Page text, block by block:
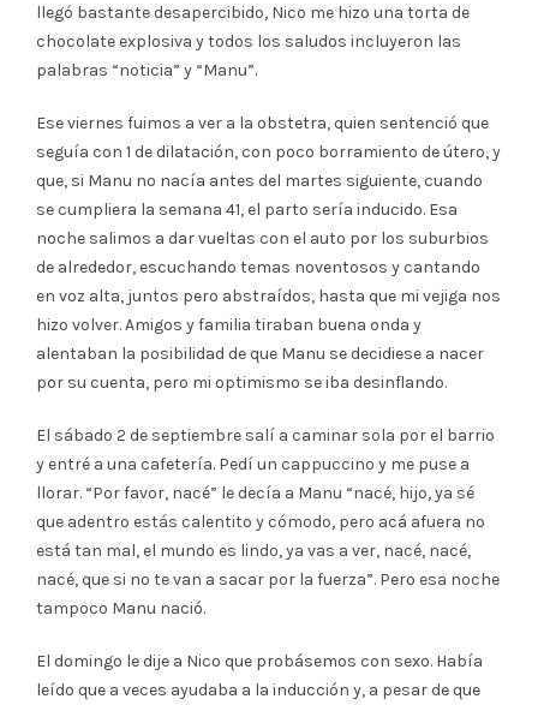
llegó bastante desapercibido, Nico me hizo una torta de
chocolate explosiva y todos los saludos incluyeron las
palabras “noticia” y “Manu”.
Ese viernes fuimos a ver a la obstetra, quien sentenció que
seguía con 1 de dilatación, con poco borramiento de útero, y
que, si Manu no nacía antes del martes siguiente, cuando
se cumpliera la semana 41, el parto sería inducido. Esa
noche salimos a dar vueltas con el auto por los suburbios
de alrededor, escuchando temas noventosos y cantando
en voz alta, juntos pero abstraídos, hasta que mi vejiga nos
hizo volver. Amigos y familia tiraban buena onda y
alentaban la posibilidad de que Manu se decidiese a nacer
por su cuenta, pero mi optimismo se iba desinflando.
El sábado 2 de septiembre salí a caminar sola por el barrio
y entré a una cafetería. Pedí un cappuccino y me puse a
llorar. “Por favor, nacé” le decía a Manu “nacé, hijo, ya sé
que adentro estás calentito y cómodo, pero acá afuera no
está tan mal, el mundo es lindo, ya vas a ver, nacé, nacé,
nacé, que si no te van a sacar por la fuerza”. Pero esa noche
tampoco Manu nació.
El domingo le dije a Nico que probásemos con sexo. Había
leído que a veces ayudaba a la inducción y, a pesar de que